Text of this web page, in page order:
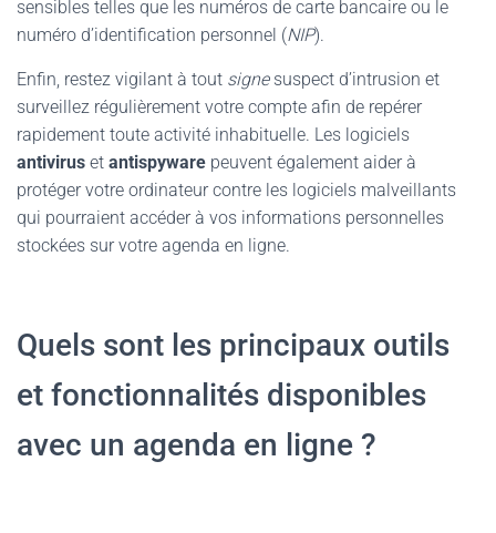
sensibles telles que les numéros de carte bancaire ou le
numéro d’identification personnel (NIP).
Enfin, restez vigilant à tout signe suspect d’intrusion et
surveillez régulièrement votre compte afin de repérer
rapidement toute activité inhabituelle. Les logiciels
antivirus et antispyware peuvent également aider à
protéger votre ordinateur contre les logiciels malveillants
qui pourraient accéder à vos informations personnelles
stockées sur votre agenda en ligne.
Quels sont les principaux outils
et fonctionnalités disponibles
avec un agenda en ligne ?